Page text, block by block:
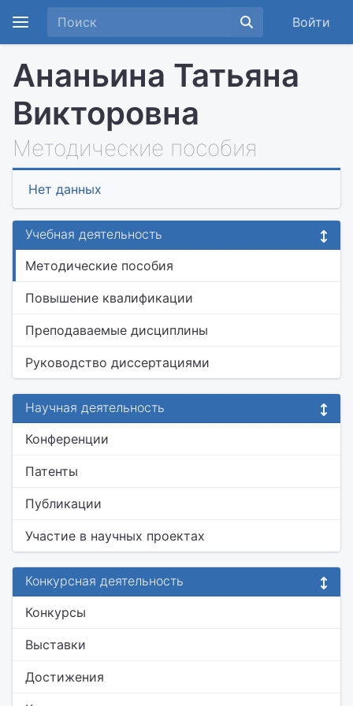
Войти
Ананьина Татьяна
Викторовна
Методические пособия
Нет данных
Учебная деятельность
Методические пособия
Повышение квалификации
Преподаваемые дисциплины
Руководство диссертациями
Научная деятельность
Конференции
Патенты
Публикации
Участие в научных проектах
Конкурсная деятельность
Конкурсы
Выставки
Достижения